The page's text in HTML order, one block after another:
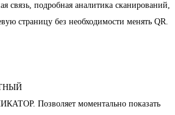
связь, подробная аналитика сканирований,
страницу без необходимости менять QR.
Позволяет моментально показать